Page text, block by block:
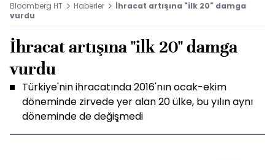
Bloomberg HT Haberler
İhracat artışına "ilk 20" damga
vurdu
İhracat artışına "ilk 20" damga
vurdu
Türkiye'nin ihracatında 2016'nın ocak-ekim
döneminde zirvede yer alan 20 ülke, bu yılın aynı
döneminde de değişmedi